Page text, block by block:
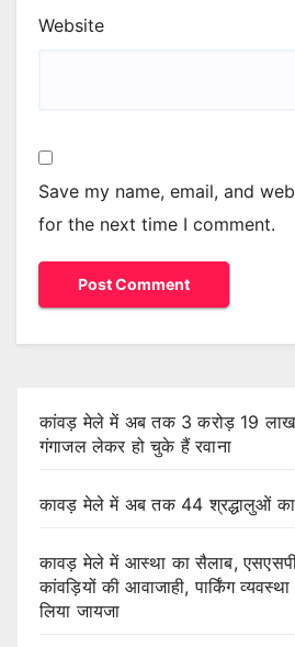
Website
Save my name, email, and
for the next time I comment.
कांवड़ मेले में अब तक 3 करोड़ 19 लाख
गंगाजल लेकर हो चुके हैं रवाना
कावड़ मेले में अब तक 44 श्रद्धालुओं
कावड़ मेले में आस्था का सैलाब,
कांवड़ियों की आवाजाही, पार्किंग
लिया जायजा